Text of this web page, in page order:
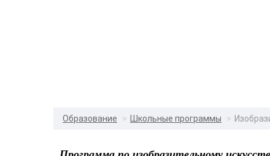
Образование Школьные программы